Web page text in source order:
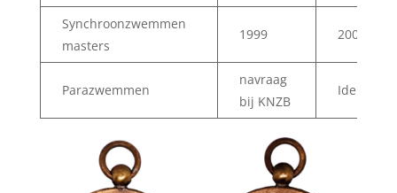
Synchroonzwemmen
masters
1999 2000
Parazwemmen
navraag
bij KNZB
Idem